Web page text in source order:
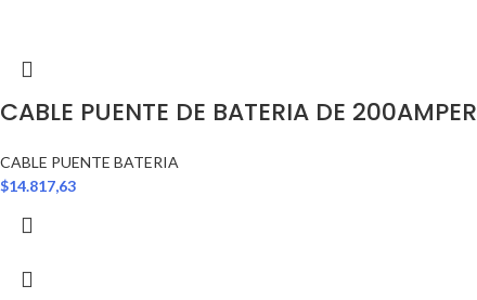
CABLE PUENTE DE BATERIA DE 200AMPER
CABLE PUENTE BATERIA
$14.817,63